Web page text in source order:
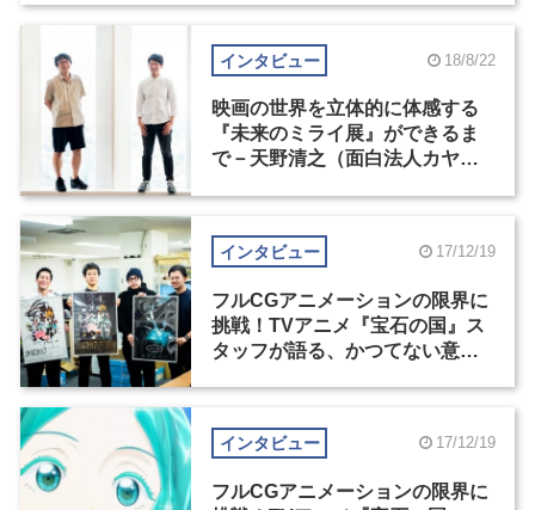
インタビュー 18/8/22
映画の世界を立体的に体感する
『未来のミライ展』ができるま
で－天野清之（面白法人カヤッ
インタビュー 17/12/19
フルCGアニメーションの限界に
挑戦！TVアニメ『宝石の国』ス
タッフが語る、かつてない意欲
インタビュー 17/12/19
フルCGアニメーションの限界に